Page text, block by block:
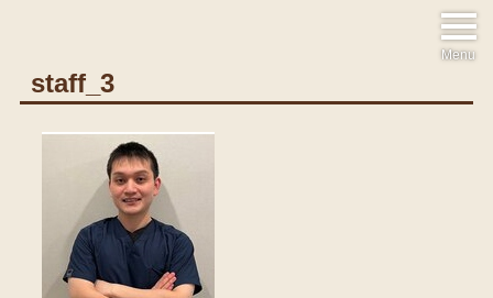
Menu
staff_3